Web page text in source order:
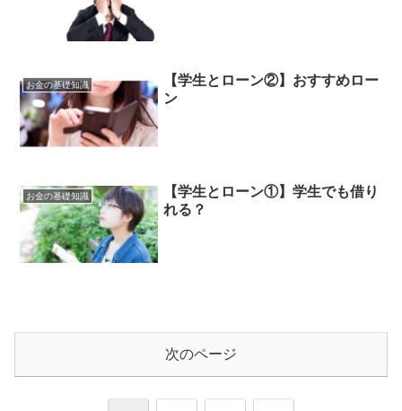
お金の基礎知識
【学生とローン②】おすすめロー
ン
お金の基礎知識
【学生とローン①】学生でも借り
れる？
次のページ